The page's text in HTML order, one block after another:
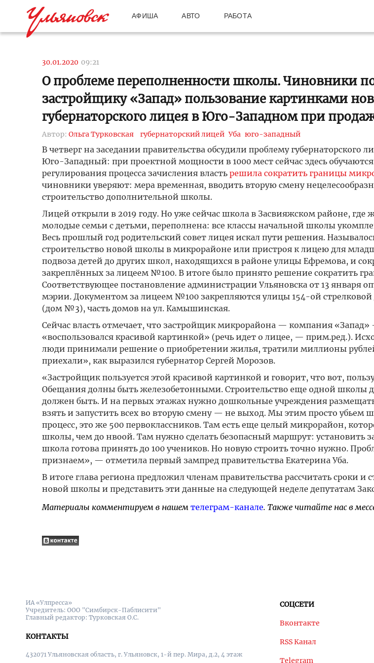
АФИША АВТО РАБОТА
30.01.2020 09:21
О проблеме переполненности школы. Чиновники
застройщику «Запад» пользование картинками
губернаторского лицея в Юго-Западном при
Автор: Ольга Турковская губернаторский лицей Уба юго-западный
В четверг на заседании правительства обсудили проблему губернаторского
Юго-Западный: при проектной мощности в 1000 мест сейчас здесь обучаются
регулирования процесса зачисления власть решила сократить границы
чиновники уверяют: мера временная, вводить вторую смену
строительство дополнительной школы.
Лицей открыли в 2019 году. Но уже сейчас школа в Засвияжском районе, где
молодые семьи с детьми, переполнена: все классы начальной школы
Весь прошлый год родительский совет лицея искал пути решения.
строительство новой школы в микрорайоне или пристроя к лицею для
подвоза детей до других школ, находящихся в районе улицы Ефремова, и
закреплённых за лицеем №100. В итоге было принято решение сократить
Соответствующее постановление администрации Ульяновска от 13 января
мэрии. Документом за лицеем №100 закрепляются улицы 154-ой
(дом №3), часть домов на ул. Камышинская.
Сейчас власть отмечает, что застройщик микрорайона — компания
«воспользовался красивой картинкой» (речь идет о лицее, — прим.ред.).
люди принимали решение о приобретении жилья, тратили миллионы
приехали», как выразился губернатор Сергей Морозов.
«Застройщик пользуется этой красивой картинкой и говорит, что вот,
Обещания долны быть железобетонными. Строительство еще одной школы
должен быть. И на первых этажах нужно дошкольные учреждения
взять и запустить всех во вторую смену — не выход. Мы этим просто убьем
процесс, это же 500 первоклассников. Там есть еще целый микрорайон,
школы, чем до нвоой. Там нужно сделать безопасный маршрут: установить
школа готова принять до 100 учеников. Но новую строить точно нужно.
признаем», — отметила первый зампред правительства Екатерина Уба.
В итоге глава региона предложил членам правительства рассчитать сроки и
новой школы и представить эти данные на следующей неделе депутатам
Материалы комментируем в нашем телеграм-канале. Также читайте нас в
ИА «Улпресса»
Учредитель: ООО "Симбирск-Паблисити"
Главный редактор: Турковская О.С.
КОНТАКТЫ
432071 Ульяновская область, г. Ульяновск, 1-й пер. Мира, д.2, 4 этаж
СОЦСЕТИ
Вконтакте
RSS Канал
Telegram